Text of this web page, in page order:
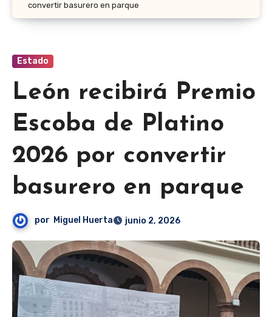
convertir basurero en parque
Estado
León recibirá Premio
Escoba de Platino
2026 por convertir
basurero en parque
por Miguel Huerta junio 2, 2026